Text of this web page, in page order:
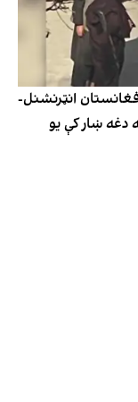
انټرنشنل-
دغه ښار کې یو